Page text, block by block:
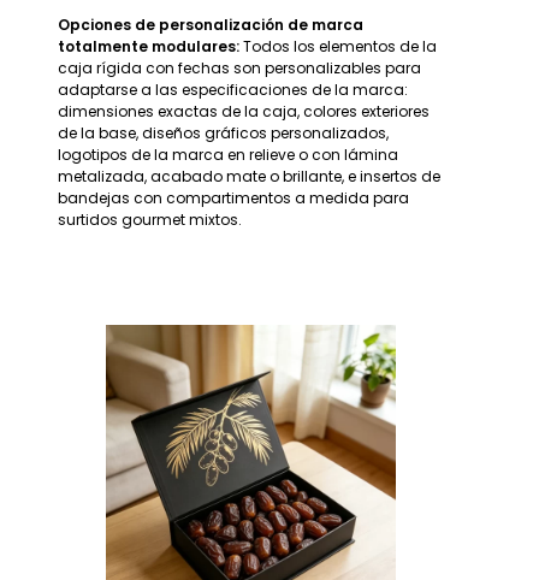
Opciones de personalización de marca
totalmente modulares:Todos los elementos de la
caja rígida con fechas son personalizables para
adaptarse a las especificaciones de la marca:
dimensiones exactas de la caja, colores exteriores
de la base, diseños gráficos personalizados,
logotipos de la marca en relieve o con lámina
metalizada, acabado mate o brillante, e insertos de
bandejas con compartimentos a medida para
surtidos gourmet mixtos.